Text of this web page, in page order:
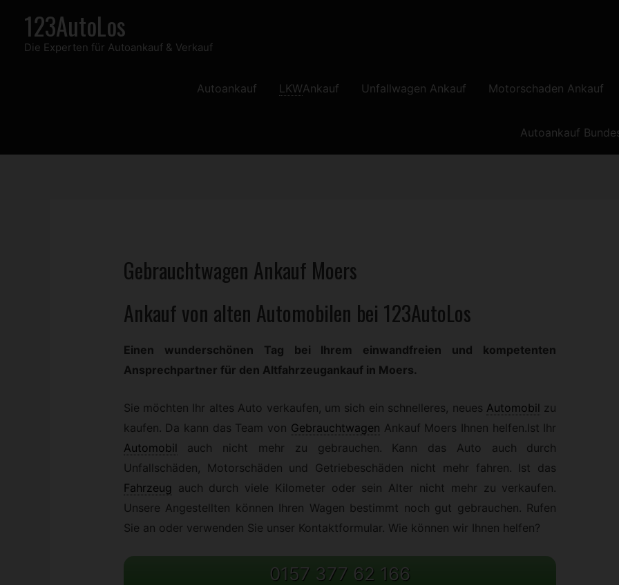
springen
123AutoLos
Die Experten für Autoankauf & Verkauf
Autoankauf LKWAnkauf Unfallwagen Ankauf Motorschaden Ankauf
Autoankauf
Gebrauchtwagen Ankauf Moers
Ankauf von alten Automobilen bei 123AutoLos
Einen wunderschönen Tag bei Ihrem einwandfreien und kompetenten
Ansprechpartner für den Altfahrzeugankauf in Moers.
Sie möchten Ihr altes Auto verkaufen, um sich ein schnelleres, neues Automobil zu
kaufen. Da kann das Team von Gebrauchtwagen Ankauf Moers Ihnen helfen.Ist Ihr
Automobil auch nicht mehr zu gebrauchen. Kann das Auto auch durch
Unfallschäden, Motorschäden und Getriebeschäden nicht mehr fahren. Ist das
Fahrzeug auch durch viele Kilometer oder sein Alter nicht mehr zu verkaufen.
Unsere Angestellten können Ihren Wagen bestimmt noch gut gebrauchen. Rufen
Sie an oder verwenden Sie unser Kontaktformular. Wie können wir Ihnen helfen?
0157 377 62 166